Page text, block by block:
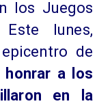
los Juegos
lunes,
de
honrar a los
en la